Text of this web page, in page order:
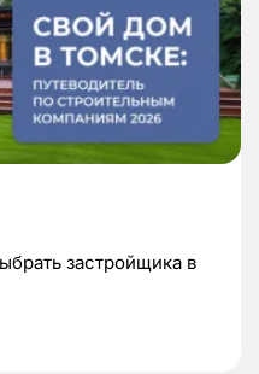
застройщика в